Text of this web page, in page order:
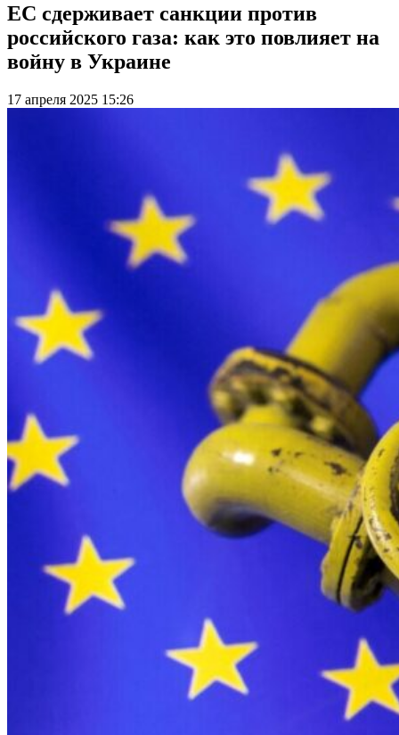
ЕС сдерживает санкции против
российского газа: как это повлияет на
войну в Украине
17 апреля 2025 15:26